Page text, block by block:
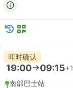
即时确认
19:00 09:15+1
南部巴士站